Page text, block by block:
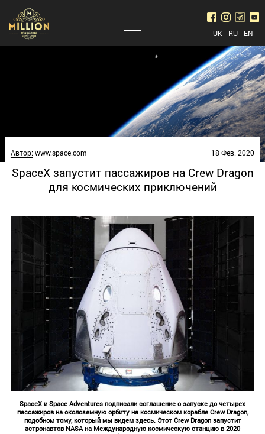
UK RU EN
Автор:www.space.com 18 Фев. 2020
SpaceX запустит пассажиров на Crew Dragon
для космических приключений
SpaceX и Space Adventures подписали соглашение о запуске до четырех
пассажиров на околоземную орбиту на космическом корабле Crew Dragon,
подобном тому, который мы видем здесь. Этот Crew Dragon запустит
астронавтов NASA на Международную космическую станцию ​​в 2020